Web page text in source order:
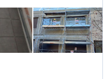
vous regardez de loin, ça
alors quil n'avait
A ne pas faire confiance